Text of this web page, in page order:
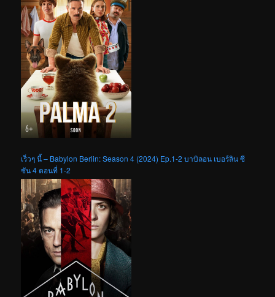
เร็วๆ นี้ – Babylon Berlin: Season 4 (2024) Ep.1-2 บาบิลอน เบอร์ลิน ซี
ซัน 4 ตอนที่ 1-2